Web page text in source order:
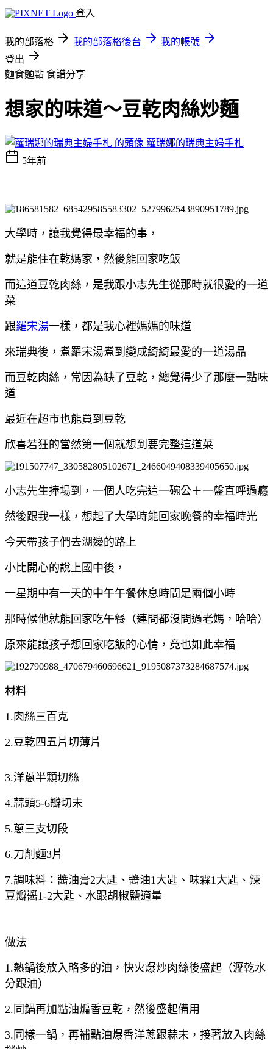
登入
我的部落格 我的部落格後台
我的帳號
登出
麵食麵點 食譜分享
想家的味道～豆乾肉絲炒麵
蘿瑞娜的瑞典主婦手札
5年前
大學時，讓我覺得最幸福的事，
就是能住在乾媽家，然後能回家吃飯
而這道豆乾肉絲，是我跟小志先生從那時就很愛的一道
菜
跟羅宋湯一樣，都是我心裡媽媽的味道
來瑞典後，煮羅宋湯煮到變成綺綺最愛的一道湯品
而豆乾肉絲，常因為缺了豆乾，總覺得少了那麼一點味
道
最近在超市也能買到豆乾
欣喜若狂的當然第一個就想到要完整這道菜
小志先生捧場到，一個人吃完這一碗公＋一盤直呼過癮
然後跟我一樣，想起了大學時能回家晚餐的幸福時光
今天帶孩子們去湖邊的路上
小比開心的說上國中後，
一星期中有一天的中午午餐休息時間是兩個小時
那時候他就能回家吃午餐（連問都沒問過老媽，哈哈）
原來能讓孩子想回家吃飯的心情，竟也如此幸福
材料
1.肉絲三百克
2.豆乾四五片切薄片
3.洋蔥半顆切絲
4.蒜頭5-6瓣切末
5.蔥三支切段
6.刀削麵3片
7.調味料：醬油膏2大匙、醬油1大匙、味霖1大匙、辣
豆瓣醬1-2大匙、水跟胡椒鹽適量
做法
1.熱鍋後放入略多的油，快火爆炒肉絲後盛起（瀝乾水
分跟油）
2.同鍋再加點油煸香豆乾，然後盛起備用
3.同樣一鍋，再補點油爆香洋蔥跟蒜末，接著放入肉絲